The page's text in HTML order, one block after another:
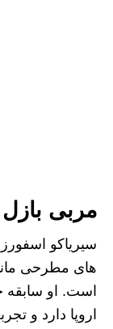
مربی
سیریاکو
های مطرحی
است. او
اروپا دارد و